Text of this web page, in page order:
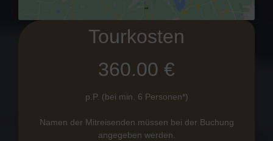
Tourkosten
360.00 €
p.P. (bei min. 6 Personen*)
Namen der Mitreisenden müssen bei der Buchung
angegeben werden.